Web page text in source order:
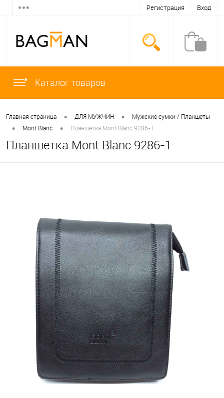
Регистрация Вход
Каталог товаров
Главная страница • ДЛЯ МУЖЧИН • Мужские сумки / Планшеты
• Mont Blanc • Планшетка Mont Blanc 9286-1
Планшетка Mont Blanc 9286-1